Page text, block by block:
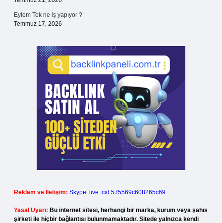
Eylem Tok ne iş yapıyor ?
Temmuz 17, 2026
Reklam ve İletişim: Skype: live:.cid.575569c608265c69
Yasal Uyarı: Bu internet sitesi, herhangi bir marka, kurum veya şahıs
şirketi ile hiçbir bağlantısı bulunmamaktadır. Sitede yalnızca kendi